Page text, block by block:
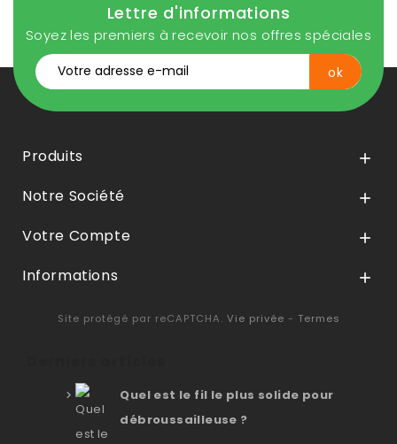
Lettre d'informations
Soyez les premiers à recevoir nos offres spéciales
Produits 
Notre Société 
Votre Compte 
Informations 
Site protégé par reCAPTCHA. Vie privée - Termes
Quel est le fil le plus solide pour
débroussailleuse ?